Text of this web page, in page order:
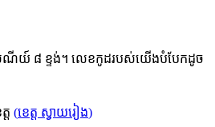
ៃសណីយ៍ ៨ ខ្ទង់។ លេខកូដរបស់យើងបំបែកដូច
ត (ខេត្ត ស្វាយរៀង)